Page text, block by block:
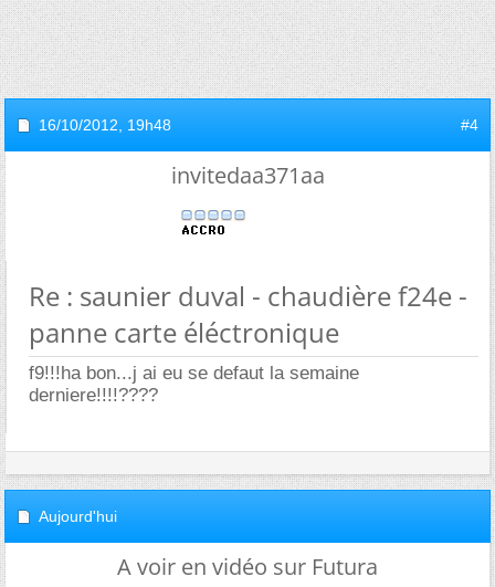
16/10/2012, 19h48 #4
invitedaa371aa
Re : saunier duval - chaudière f24e -
panne carte éléctronique
f9!!!ha bon...j ai eu se defaut la semaine
derniere!!!!????
Aujourd'hui
A voir en vidéo sur Futura